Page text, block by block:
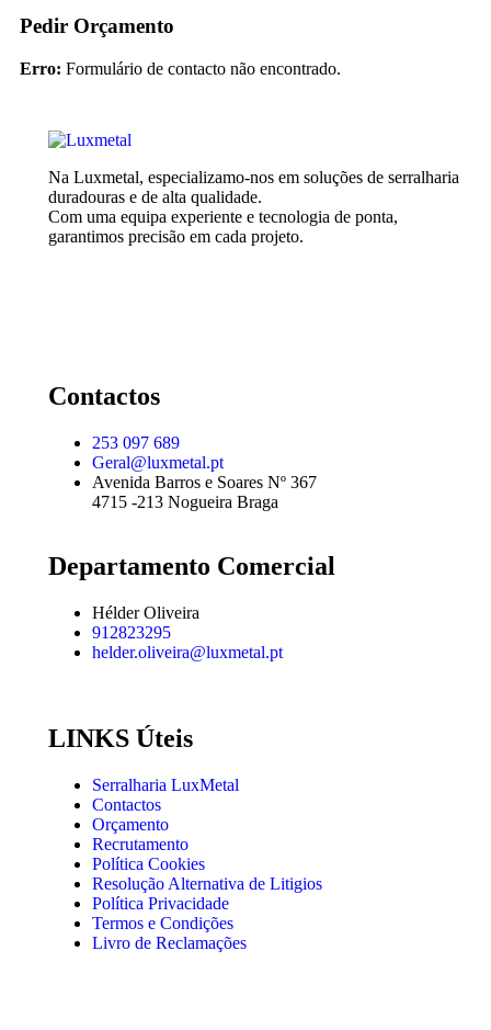
Pedir Orçamento
Erro: Formulário de contacto não encontrado.
Na Luxmetal, especializamo-nos em soluções de serralharia
duradouras e de alta qualidade.
Com uma equipa experiente e tecnologia de ponta,
garantimos precisão em cada projeto.
Contactos
253 097 689
Geral@luxmetal.pt
Avenida Barros e Soares Nº 367
4715 -213 Nogueira Braga
Departamento Comercial
Hélder Oliveira
912823295
helder.oliveira@luxmetal.pt
LINKS Úteis
Serralharia LuxMetal
Contactos
Orçamento
Recrutamento
Política Cookies
Resolução Alternativa de Litigios
Política Privacidade
Termos e Condições
Livro de Reclamações